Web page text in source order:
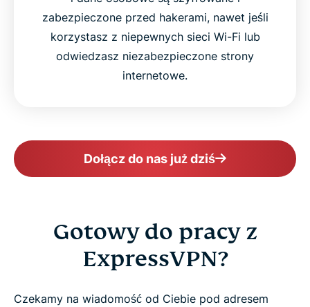
zabezpieczone przed hakerami, nawet jeśli
korzystasz z niepewnych sieci Wi-Fi lub
odwiedzasz niezabezpieczone strony
internetowe.
Dołącz do nas już dziś
Gotowy do pracy z
ExpressVPN?
Czekamy na wiadomość od Ciebie pod adresem